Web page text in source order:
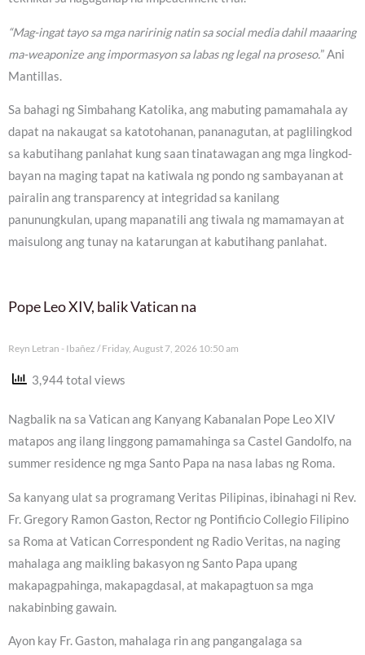
“Mag-ingat tayo sa mga naririnig natin sa social media dahil maaaring
ma-weaponize ang impormasyon sa labas ng legal na proseso.” Ani
Mantillas.
Sa bahagi ng Simbahang Katolika, ang mabuting pamamahala ay
dapat na nakaugat sa katotohanan, pananagutan, at paglilingkod
sa kabutihang panlahat kung saan tinatawagan ang mga lingkod-
bayan na maging tapat na katiwala ng pondo ng sambayanan at
pairalin ang transparency at integridad sa kanilang
panunungkulan, upang mapanatili ang tiwala ng mamamayan at
maisulong ang tunay na katarungan at kabutihang panlahat.
Pope Leo XIV, balik Vatican na
Reyn Letran - Ibañez Friday, August 7, 2026 10:50 am
3,944 total views
Nagbalik na sa Vatican ang Kanyang Kabanalan Pope Leo XIV
matapos ang ilang linggong pamamahinga sa Castel Gandolfo, na
summer residence ng mga Santo Papa na nasa labas ng Roma.
Sa kanyang ulat sa programang Veritas Pilipinas, ibinahagi ni Rev.
Fr. Gregory Ramon Gaston, Rector ng Pontificio Collegio Filipino
sa Roma at Vatican Correspondent ng Radio Veritas, na naging
mahalaga ang maikling bakasyon ng Santo Papa upang
makapagpahinga, makapagdasal, at makapagtuon sa mga
nakabinbing gawain.
Ayon kay Fr. Gaston, mahalaga rin ang pangangalaga sa